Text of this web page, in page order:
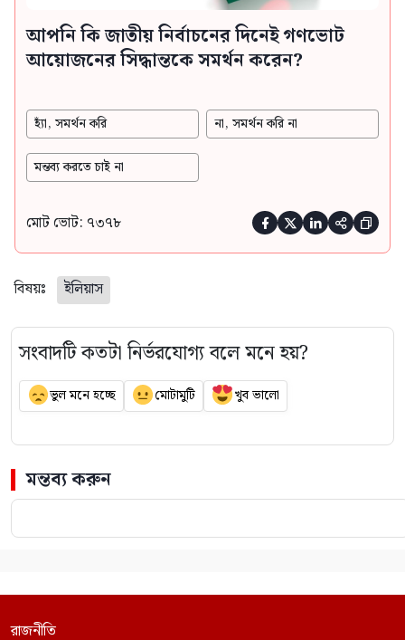
আপনি কি জাতীয় নির্বাচনের দিনেই গণভোট
আয়োজনের সিদ্ধান্তকে সমর্থন করেন?
হ্যাঁ, সমর্থন করি না, সমর্থন করি না
মন্তব্য করতে চাই না
মোট ভোট: ৭৩৭৮     
বিষয়ঃ ইলিয়াস
সংবাদটি কতটা নির্ভরযোগ্য বলে মনে হয়?
ভুল মনে হচ্ছে মোটামুটি খুব ভালো
মন্তব্য করুন
রাজনীতি